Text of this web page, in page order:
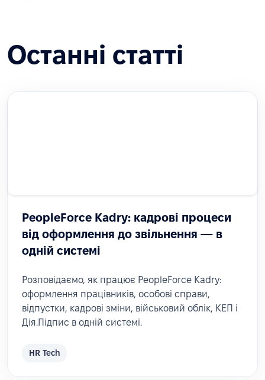
Останні статті
PeopleForce Kadry: кадрові процеси
від оформлення до звільнення — в
одній системі
Розповідаємо, як працює PeopleForce Kadry:
оформлення працівників, особові справи,
відпустки, кадрові зміни, військовий облік, КЕП і
Дія.Підпис в одній системі.
HR Tech